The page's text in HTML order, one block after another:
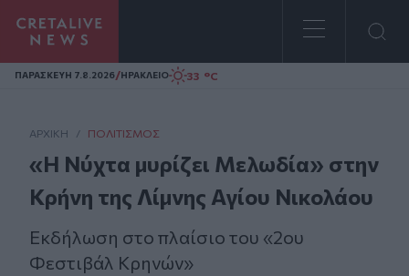
Homepage
ΠΑΡΑΣΚΕΥΗ 7.8.2026/ΗΡΑΚΛΕΙΟ 33 °C
ΑΡΧΙΚΗ / ΠΟΛΙΤΙΣΜΌΣ
«Η Νύχτα μυρίζει Μελωδία» στην
Κρήνη της Λίμνης Αγίου Νικολάου
Εκδήλωση στο πλαίσιο του «2ου
Φεστιβάλ Κρηνών»